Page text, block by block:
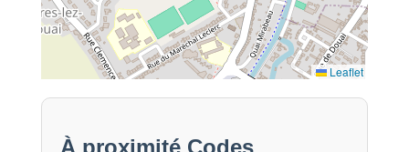
Leaflet
À proximité Codes